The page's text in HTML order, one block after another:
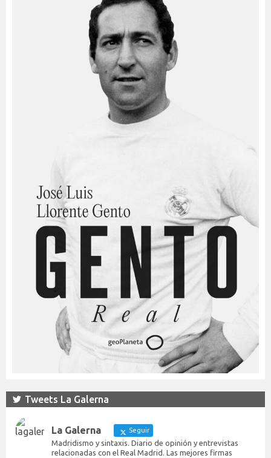
Tweets La Galerna
La Galerna Seguir
Madridismo y sintaxis. Diario de opinión y entrevistas
relacionadas con el Real Madrid. Las mejores firmas